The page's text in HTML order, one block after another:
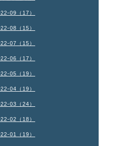
09（17）
08（15）
07（15）
06（17）
05（19）
04（19）
03（24）
02（18）
01（19）